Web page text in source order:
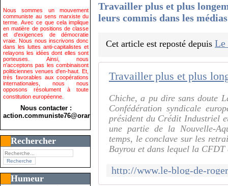
Nous sommes un mouvement
communiste au sens marxiste du
terme. Avec ce que cela implique
en matière de positions de classe
et d'exigences de démocratie
vraie. Nous nous inscrivons donc
dans les luttes anti-capitalistes et
relayons les idées dont elles sont
porteuses. Ainsi, nous
n'acceptons pas les combinaisont
politiciennes venues d'en-haut. Et,
très favorables aux coopérations
internationales, nous nous
opposons résolument à toute
constitution européenne.
Nous contacter :
action.communiste76@orange.fr>
Rechercher
Humeur
Travailler plus et plus
leurs commis dans les
Cet article est reposté depuisLe
Chiche, a pu dire sans doute
Confédération syndicale
président du Crédit Industriel
une partie de la Nouvelle-
temps, le conclave sur les
Bayrou et dans lequel la CFDT